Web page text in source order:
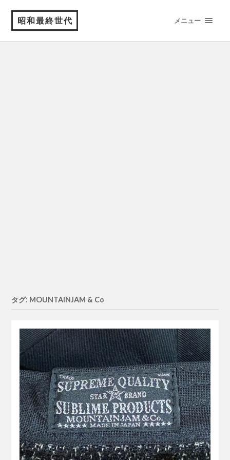
昭和最終世代 メニュー
タグ: MOUNTAINJAM & Co